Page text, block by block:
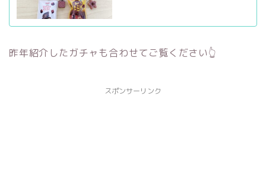
昨年紹介したガチャも合わせてご覧ください👆
スポンサーリンク